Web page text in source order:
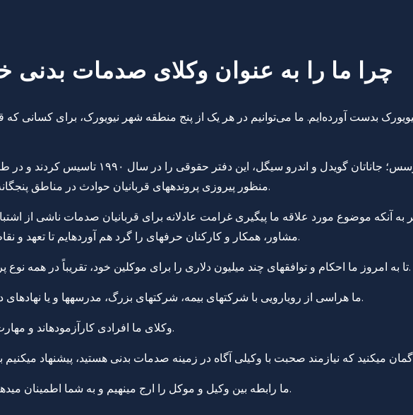
چرا ما را به عنوان وکلای صدمات بدنی
بدست آورده‌ایم. ما می‌توانیم در هر یک از پنج منطقه شهر نیویورک، برای کسانی که
تجربه ما در پروندههای صدمات بدنی بینظیر است. وکلای موسس؛
منظور پیروزی پروندههای قربانیان حوادث در مناطق پنجگانه شهر و ایالت نیویورک بهبود بخشیدهاند.
موضوع مورد علاقه ما پیگیری غرامت عادلانه برای قربانیان صدمات ناشی از
مشاور، همکار و کارکنان حرفهای را گرد هم آوردهایم تا تعهد و نقاط قوت خود را با هم به اشتراک بگذاریم.
تا به امروز ما احکام و توافقهای چند میلیون دلاری را برای موکلین خود، تقریباً در همه نوع پروندههای صدمات بدنی بدست آوردهایم.
ما هراسی از رویارویی با شرکتهای بیمه، شرکتهای بزرگ، مدرسهها و یا نهادهای دولتی از جمله شهرداری نیویورک نداریم.
وکلای ما افرادی کارآزمودهاند و مهارت رسیدگی به پروندههای پیچیده را دارند.
ما رابطه بین وکیل و موکل را ارج مینهیم و به شما اطمینان میدهیم که از حقوق شما حفاظت خواهد شد.